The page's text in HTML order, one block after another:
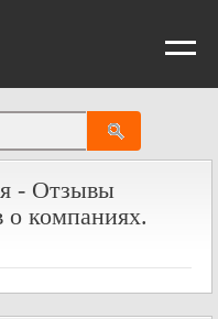
- Отзывы
о компаниях.